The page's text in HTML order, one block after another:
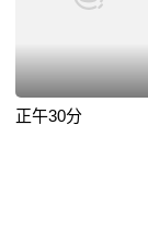
正午30分